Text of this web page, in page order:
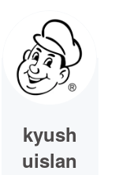
kyush
uislan